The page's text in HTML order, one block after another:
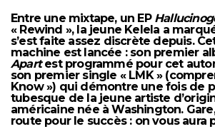
Entre une mixtape, un EP
« Rewind », la jeune Kelela a
s’est faite assez discrète depuis.
machine est lancée : son premier
Apartest programmé pour cet
son premier single « LMK »
Know ») qui démontre une fois de
tubesque de la jeune artiste
américaine née à Washington.
route pour le succès : on vous aura